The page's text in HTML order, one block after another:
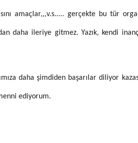
amaçlar,,,v.s..... gerçekte bu tür
daha ileriye gitmez. Yazık, kendi
daha şimdiden başarılar diliyor
ediyorum.